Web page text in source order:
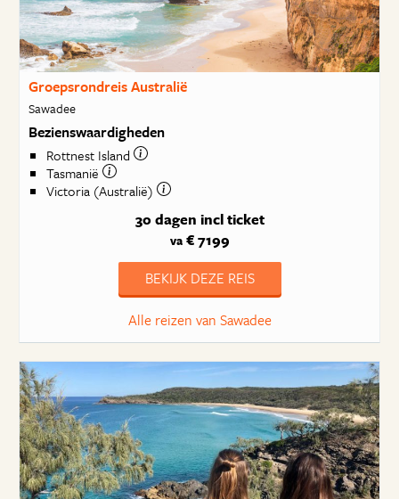
Groepsrondreis Australië
Sawadee
Bezienswaardigheden
Rottnest Island
Tasmanië
Victoria (Australië)
30 dagen incl ticket
va€ 7199
BEKIJK DEZE REIS
Alle reizen van Sawadee